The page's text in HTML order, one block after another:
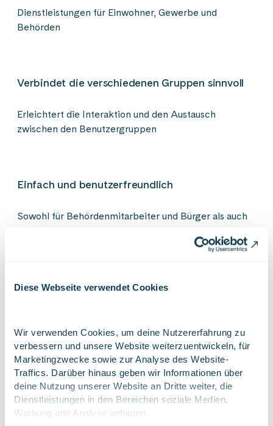
Diese Webseite verwendet Cookies
Wir verwenden Cookies, um deine Nutzererfahrung zu
verbessern und unsere Website weiterzuentwickeln, für
Marketingzwecke sowie zur Analyse des Website-
Traffics. Darüber hinaus geben wir Informationen über
deine Nutzung unserer Website an Dritte weiter, die
Dienstleistungen in den Bereichen soziale Medien,
Werbung und Analyse anbieten.
Dienstleistungen für Einwohner, Gewerbe und
Behörden
Verbindet die verschiedenen Gruppen sinnvoll
Erleichtert die Interaktion und den Austausch
zwischen den Benutzergruppen
Einfach und benutzerfreundlich
Sowohl für Behördenmitarbeiter und Bürger als auch
Neugierig
geworden? Dann
nehmen Sie Kontakt